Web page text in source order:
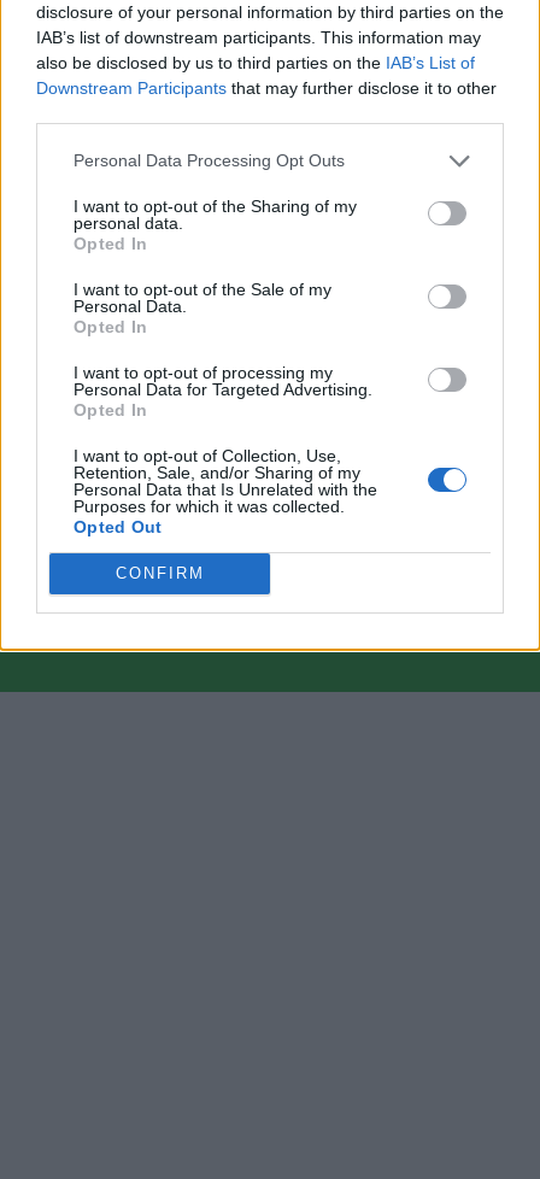
disclosure of your personal information by third parties on the
IAB’s list of downstream participants. This information may
also be disclosed by us to third parties on the IAB’s List of
Downstream Participants that may further disclose it to other
Personal Data Processing Opt Outs
I want to opt-out of the Sharing of my
personal data.
Opted In
I want to opt-out of the Sale of my
Personal Data.
Opted In
I want to opt-out of processing my
Personal Data for Targeted Advertising.
Opted In
I want to opt-out of Collection, Use,
Retention, Sale, and/or Sharing of my
Personal Data that Is Unrelated with the
Purposes for which it was collected.
Opted Out
CONFIRM
VAI ALLA VERSIONE CLASSICA
Il materiale (testo, foto e video) consultabile in questo portale è di nostra proprietà.
giunti da internet, in quanto arrivati alla nostra attenzione attraverso regolari
comunicati stampa con immagini e testi allegati ed autorizzati alla pubblicazione, e
quindi valutati di pubblico dominio. Se i soggetti o gli autori avessero qualcosa in
contrario alla pubblicazione, non avranno che da segnalarlo alla redazione (indirizzo
redazione@napolimagazine.com), che provvederà prontamente alla rimozione.
"Calciomercato Magazine" non è una testata giornalistica, ma un sito di informazione di
proprietà di Napoli Magazine.